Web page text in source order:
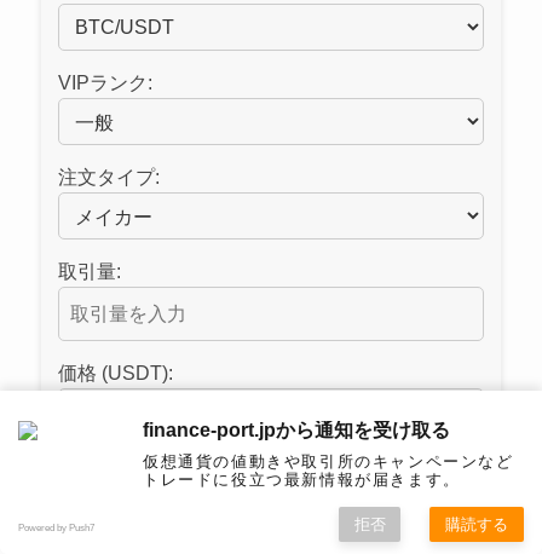
VIPランク:
注文タイプ:
取引量:
価格 (USDT):
手数料を計算
finance-port.jpから通知を受け取る
仮想通貨の値動きや取引所のキャンペーンなど
トレードに役立つ最新情報が届きます。
Powered by Push7 拒否 購読する